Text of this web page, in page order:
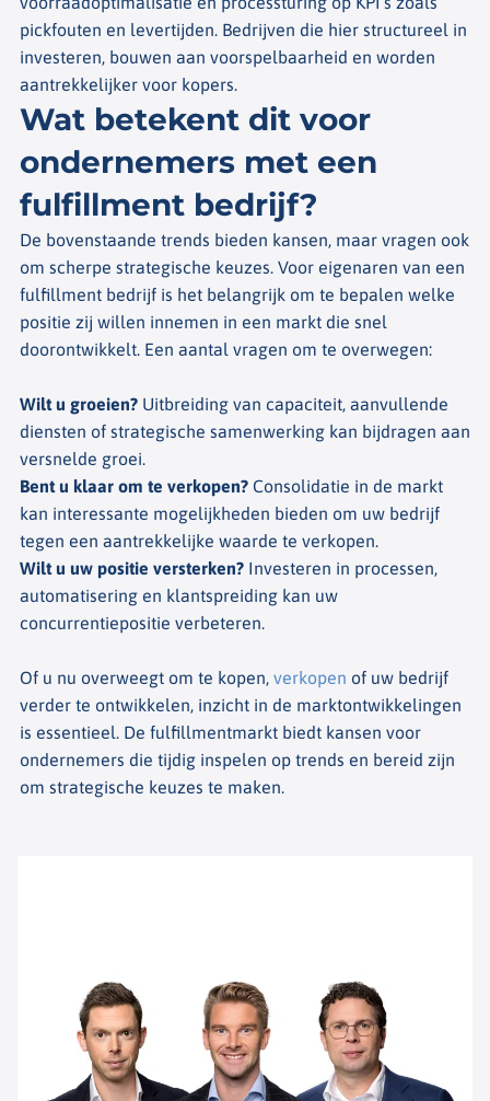
pickfouten en levertijden. Bedrijven die hier structureel in
investeren, bouwen aan voorspelbaarheid en worden
aantrekkelijker voor kopers.
Wat betekent dit voor
ondernemers met een
fulfillment bedrijf?
De bovenstaande trends bieden kansen, maar vragen ook
om scherpe strategische keuzes. Voor eigenaren van een
fulfillment bedrijf is het belangrijk om te bepalen welke
positie zij willen innemen in een markt die snel
doorontwikkelt. Een aantal vragen om te overwegen:
Wilt u groeien? Uitbreiding van capaciteit, aanvullende
diensten of strategische samenwerking kan bijdragen aan
versnelde groei.
Bent u klaar om te verkopen? Consolidatie in de markt
kan interessante mogelijkheden bieden om uw bedrijf
tegen een aantrekkelijke waarde te verkopen.
Wilt u uw positie versterken? Investeren in processen,
automatisering en klantspreiding kan uw
concurrentiepositie verbeteren.
Of u nu overweegt om te kopen, verkopen of uw bedrijf
verder te ontwikkelen, inzicht in de marktontwikkelingen
is essentieel. De fulfillmentmarkt biedt kansen voor
ondernemers die tijdig inspelen op trends en bereid zijn
om strategische keuzes te maken.